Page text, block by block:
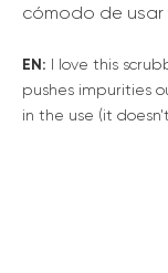
cómodo de usar
EN: I love this
pushes impurities
in the use (it